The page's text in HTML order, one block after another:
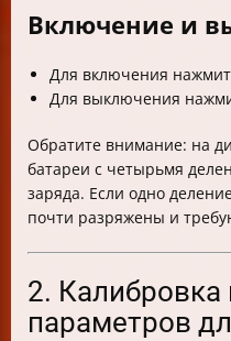
Включение и
Для включения
Для выключения
Обратите внимание: на
батареи с четырьмя
заряда. Если одно
почти разряжены и
2. Калибровка
параметров